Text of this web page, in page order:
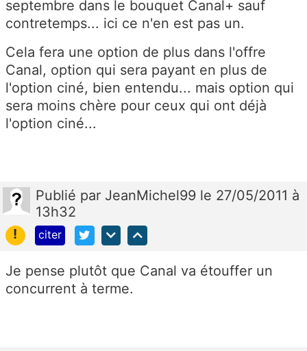
septembre dans le bouquet Canal+ sauf
contretemps... ici ce n'en est pas un.
Cela fera une option de plus dans l'offre
Canal, option qui sera payant en plus de
l'option ciné, bien entendu... mais option qui
sera moins chère pour ceux qui ont déjà
l'option ciné...
Publié par JeanMichel99 le 27/05/2011 à
13h32
!
citer
Je pense plutôt que Canal va étouffer un
concurrent à terme.